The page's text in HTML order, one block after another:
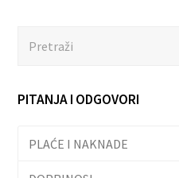
PITANJA I ODGOVORI
PLAĆE I NAKNADE